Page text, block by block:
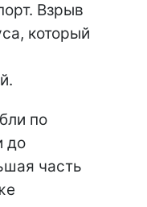
Взрыв
который
по
до
часть